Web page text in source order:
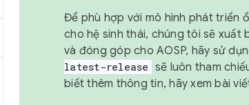
Để phù hợp với mô hình phát triển
cho hệ sinh thái, chúng tôi sẽ xuất
và đóng góp cho AOSP, hãy sử
latest-release sẽ luôn tham
biết thêm thông tin, hãy xem bài